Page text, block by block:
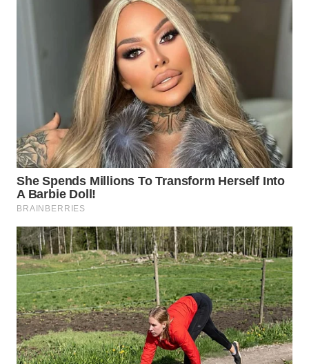
TANGERANG
WN
BINJAI
WN
WN
INDRAMAYU
WN
KUNINGAN
WN